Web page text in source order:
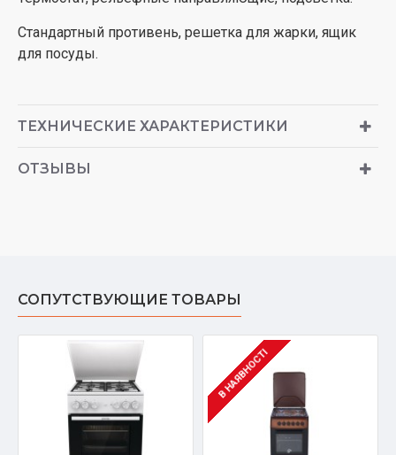
Стандартный противень, решетка для жарки, ящик
для посуды.
ТЕХНИЧЕСКИЕ ХАРАКТЕРИСТИКИ
ОТЗЫВЫ
СОПУТСТВУЮЩИЕ ТОВАРЫ
В НАЯВНОСТІ